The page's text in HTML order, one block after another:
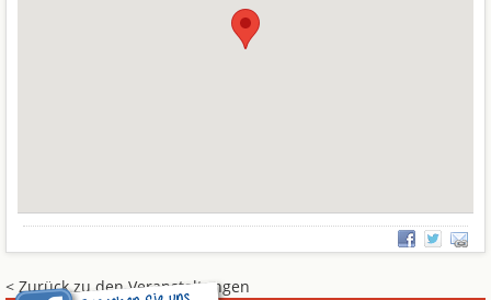
< Zurück zu den Veranstaltungen